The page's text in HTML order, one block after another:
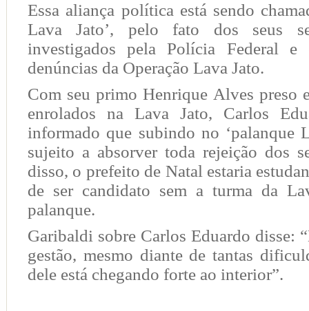
Essa aliança política está sendo
Lava Jato’, pelo fato dos seus
investigados pela Polícia Federal e
denúncias da Operação Lava Jato.
Com seu primo Henrique Alves preso
enrolados na Lava Jato, Carlos
informado que subindo no ‘palanque
sujeito a absorver toda rejeição dos
disso, o prefeito de Natal estaria
de ser candidato sem a turma da
palanque.
Garibaldi sobre Carlos Eduardo disse:
gestão, mesmo diante de tantas
dele está chegando forte ao interior”.